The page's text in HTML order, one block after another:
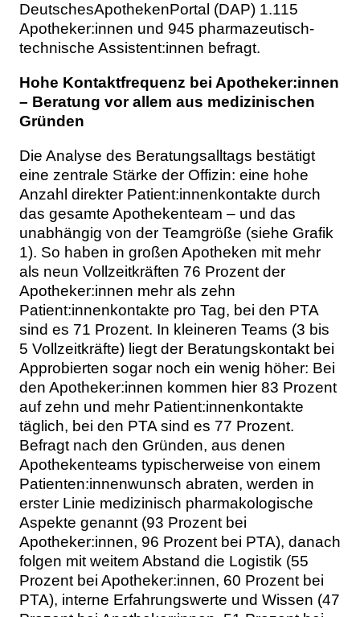
DeutschesApothekenPortal (DAP) 1.115
Apotheker:innen und 945 pharmazeutisch-
technische Assistent:innen befragt.
Hohe Kontaktfrequenz bei Apotheker:innen
– Beratung vor allem aus medizinischen
Gründen
Die Analyse des Beratungsalltags bestätigt
eine zentrale Stärke der Offizin: eine hohe
Anzahl direkter Patient:innenkontakte durch
das gesamte Apothekenteam – und das
unabhängig von der Teamgröße (siehe Grafik
1). So haben in großen Apotheken mit mehr
als neun Vollzeitkräften 76 Prozent der
Apotheker:innen mehr als zehn
Patient:innenkontakte pro Tag, bei den PTA
sind es 71 Prozent. In kleineren Teams (3 bis
5 Vollzeitkräfte) liegt der Beratungskontakt bei
Approbierten sogar noch ein wenig höher: Bei
den Apotheker:innen kommen hier 83 Prozent
auf zehn und mehr Patient:innenkontakte
täglich, bei den PTA sind es 77 Prozent.
Befragt nach den Gründen, aus denen
Apothekenteams typischerweise von einem
Patienten:innenwunsch abraten, werden in
erster Linie medizinisch pharmakologische
Aspekte genannt (93 Prozent bei
Apotheker:innen, 96 Prozent bei PTA), danach
folgen mit weitem Abstand die Logistik (55
Prozent bei Apotheker:innen, 60 Prozent bei
PTA), interne Erfahrungswerte und Wissen (47